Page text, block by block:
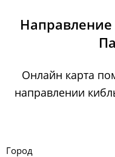
Онлайн карта
направлении
Город